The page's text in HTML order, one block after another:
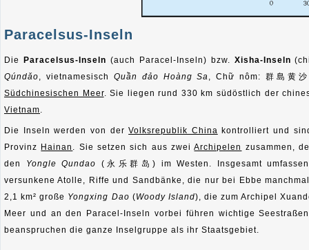
Paracelsus-Inseln
Die Paracelsus-Inseln (auch Paracel-Inseln) bzw. Xisha-Inseln
Qúndǎo, vietnamesisch Quần đảo Hoàng Sa, Chữ nôm:群島黄沙
Südchinesischen Meer. Sie liegen rund 330 km südöstlich der
Vietnam.
Die Inseln werden von derVolksrepublik China kontrolliert und
Provinz Hainan . Sie setzen sich aus zweiArchipelen zusammen,
den
Yongle Qundao (永乐群岛) im Westen. Insgesamt
versunkene Atolle, Riffe und Sandbänke, die nur bei Ebbe
2,1 km² große Yongxing Dao (Woody Island), die zum Archipel
Meer und an den Paracel-Inseln vorbei führen wichtige
beanspruchen die ganze Inselgruppe als ihr Staatsgebiet.